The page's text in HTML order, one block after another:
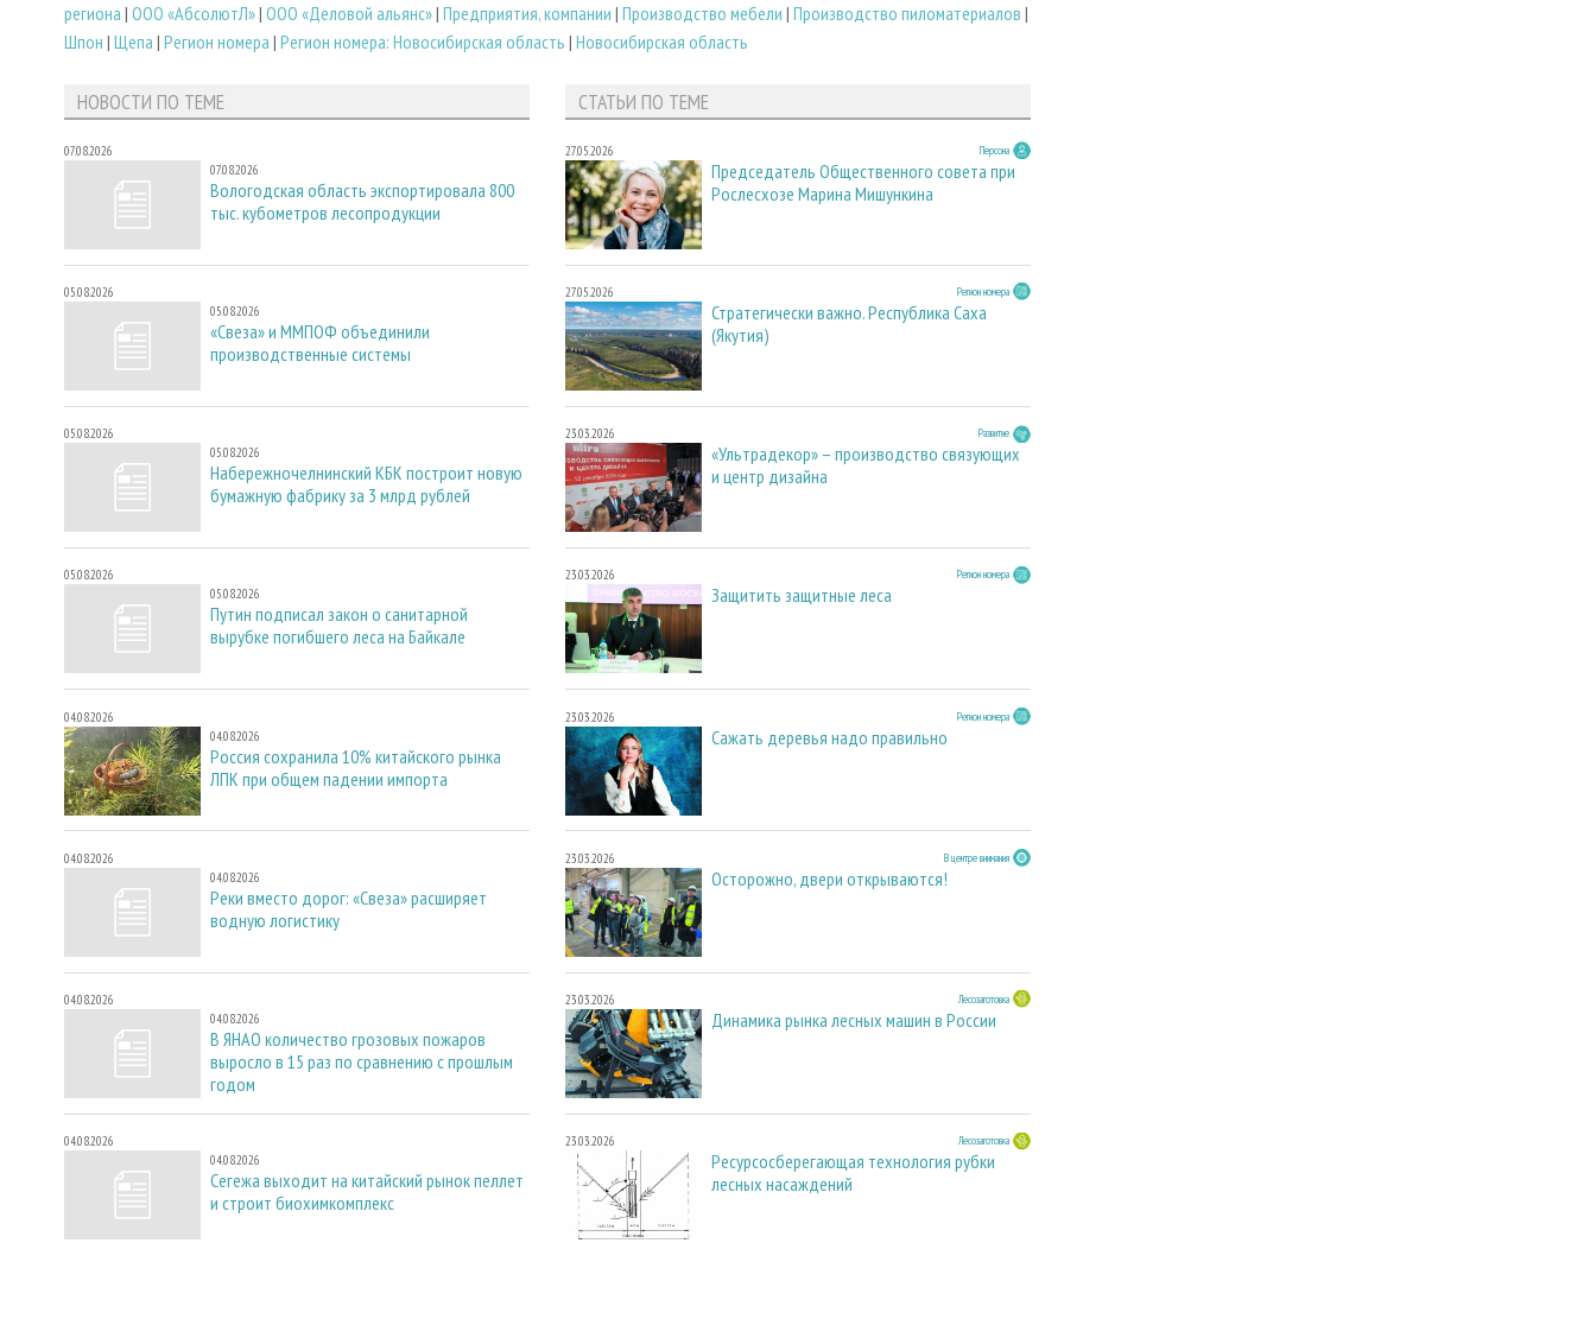
региона | ООО «Абсолют­Л»| ООО «Деловой альянс»| Предприятия, компании | Производство мебели | Производство пиломатериалов |
Шпон | Щепа | Регион номера | Регион номера: Новосибирская область | Новосибирская область
НОВОСТИ ПО ТЕМЕ
07.08.2026
07.08.2026
Вологодская область экспортировала 800
тыс. кубометров лесопродукции
05.08.2026
05.08.2026
«Свеза» и ММПОФ объединили
производственные системы
05.08.2026
05.08.2026
Набережночелнинский КБК построит новую
бумажную фабрику за 3 млрд рублей
05.08.2026
05.08.2026
Путин подписал закон о санитарной
вырубке погибшего леса на Байкале
04.08.2026
04.08.2026
Россия сохранила 10% китайского рынка
ЛПК при общем падении импорта
04.08.2026
04.08.2026
Реки вместо дорог: «Свеза» расширяет
водную логистику
04.08.2026
04.08.2026
В ЯНАО количество грозовых пожаров
выросло в 15 раз по сравнению с прошлым
годом
04.08.2026
04.08.2026
Сегежа выходит на китайский рынок пеллет
и строит биохимкомплекс
СТАТЬИ ПО ТЕМЕ
27.05.2026 Персона
Председатель Общественного совета при
Рослесхозе Марина Мишункина
27.05.2026 Регион номера
Стратегически важно. Республика Саха
(Якутия)
23.03.2026 Развитие
«Ультрадекор» – производство связующих
и центр дизайна
23.03.2026 Регион номера
Защитить защитные леса
23.03.2026 Регион номера
Сажать деревья надо правильно
23.03.2026 В центре внимания
Осторожно, двери открываются!
23.03.2026 Лесозаготовка
Динамика рынка лесных машин в России
23.03.2026 Лесозаготовка
Ресурсосберегающая технология рубки
лесных насаждений